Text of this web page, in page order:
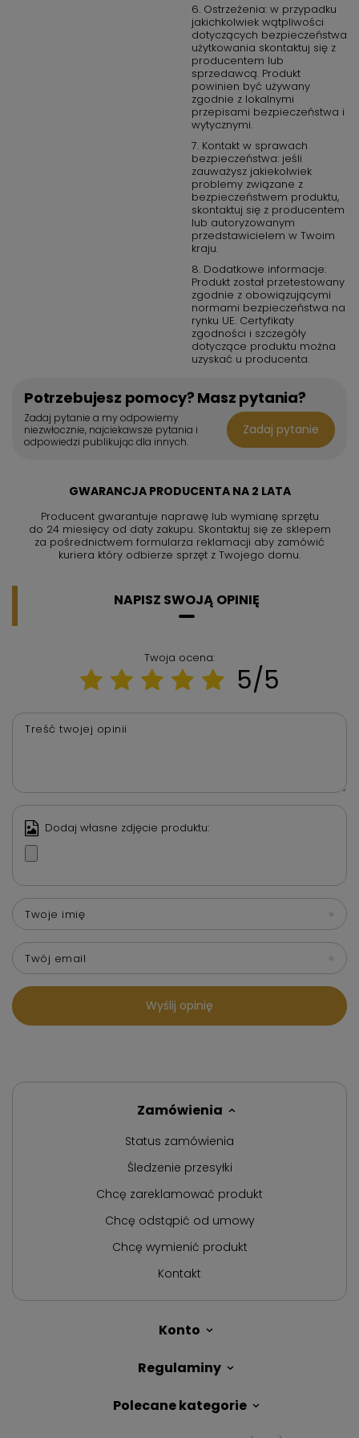
6. Ostrzeżenia: w przypadku
jakichkolwiek wątpliwości
dotyczących bezpieczeństwa
użytkowania skontaktuj się z
producentem lub
sprzedawcą. Produkt
powinien być używany
zgodnie z lokalnymi
przepisami bezpieczeństwa i
wytycznymi.
7. Kontakt w sprawach
bezpieczeństwa: jeśli
zauważysz jakiekolwiek
problemy związane z
bezpieczeństwem produktu,
skontaktuj się z producentem
lub autoryzowanym
przedstawicielem w Twoim
kraju.
8. Dodatkowe informacje:
Produkt został przetestowany
zgodnie z obowiązującymi
normami bezpieczeństwa na
rynku UE. Certyfikaty
zgodności i szczegóły
dotyczące produktu można
uzyskać u producenta.
Potrzebujesz pomocy? Masz pytania?
Zadaj pytanie a my odpowiemy
niezwłocznie, najciekawsze pytania i
odpowiedzi publikując dla innych.
Zadaj pytanie
GWARANCJA PRODUCENTA NA 2 LATA
Producent gwarantuje naprawę lub wymianę sprzętu
do 24 miesięcy od daty zakupu. Skontaktuj się ze sklepem
za pośrednictwem formularza reklamacji aby zamówić
kuriera który odbierze sprzęt z Twojego domu.
NAPISZ SWOJĄ OPINIĘ
Twoja ocena:
5/5
Treść twojej opinii
Dodaj własne zdjęcie produktu:
Twoje imię
Twój email
Wyślij opinię
Zamówienia
Status zamówienia
Śledzenie przesyłki
Chcę zareklamować produkt
Chcę odstąpić od umowy
Chcę wymienić produkt
Kontakt
Konto
Regulaminy
Polecane kategorie